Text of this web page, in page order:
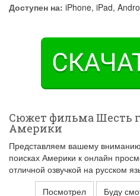
Доступен на: iPhone, iPad,
Сюжет фильма Шесть
Америки
Представляем вашему
поисках Америки к онлайн
отличной озвучкой на русском
Посмотрел
Буду